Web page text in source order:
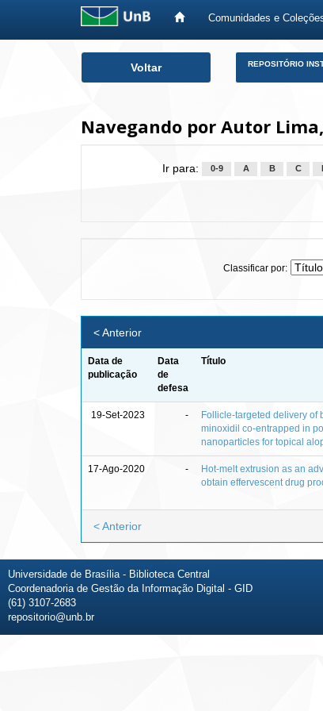
Comunidades e
Voltar REPOSITÓRIO
Navegando por Autor
Ir para: 0-9 A B C
Classificar por:
< Anterior
Data de
publicação
Data
de
defesa
Título
19-Set-2023 -
Follicle-targeted delivery of
minoxidil co-entrapped in
nanoparticles for topical
17-Ago-2020 -
Hot-melt extrusion as an
obtain effervescent drug
< Anterior
Universidade de Brasília - Biblioteca Central
Coordenadoria de Gestão da Informação Digital - GID
(61) 3107-2683
repositorio@unb.br